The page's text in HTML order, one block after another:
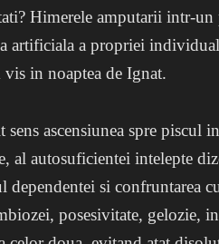
Himerele amputarii intr-
artificiala a propriei
in noaptea de Ignat.
sens ascensiunea spre piscul
al autosuficientei intelepte
dependentei si confruntarea
posesivitate, gelozie,